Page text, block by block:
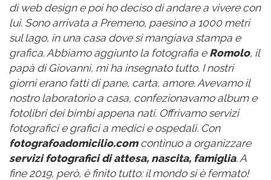
di web design e poi ho deciso di andare a vivere con
lui. Sono arrivata a Premeno, paesino a 1000 metri
sul lago, in una casa dove si mangiava stampa e
grafica. Abbiamo aggiunto la fotografia e Romolo, il
papà di Giovanni, mi ha insegnato tutto. I nostri
giorni erano fatti di pane, carta, amore. Avevamo il
nostro laboratorio a casa, confezionavamo album e
fotolibri dei bimbi appena nati. Offrivamo servizi
fotografici e grafici a medici e ospedali. Con
fotografoadomicilio.comcontinuo a organizzare
servizi fotografici di attesa, nascita, famiglia. A
fine 2019, però, è finito tutto: il mondo si è fermato!